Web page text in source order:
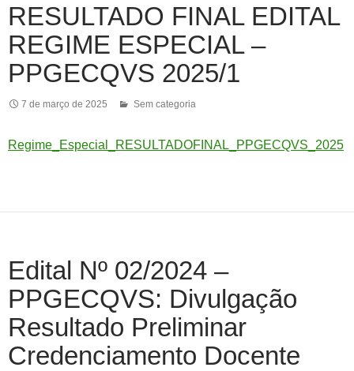
RESULTADO FINAL EDITAL
REGIME ESPECIAL –
PPGECQVS 2025/1
7 de março de 2025 Sem categoria
Regime_Especial_RESULTADOFINAL_PPGECQVS_2025
Edital Nº 02/2024 –
PPGECQVS: Divulgação
Resultado Preliminar
Credenciamento Docente